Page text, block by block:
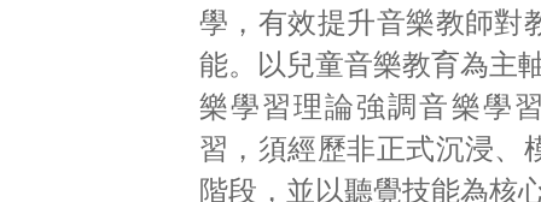
學，有效提升音樂教師對
能。以兒童音樂教育為主
樂學習理論強調音樂學
習，須經歷非正式沉浸、
階段，並以聽覺技能為核